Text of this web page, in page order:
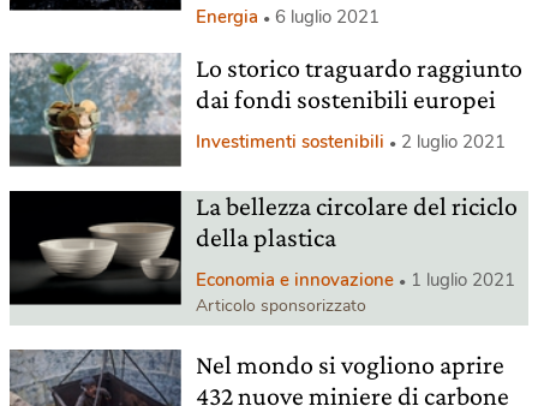
Energia 6 luglio 2021
Lo storico traguardo raggiunto
dai fondi sostenibili europei
Investimenti sostenibili 2 luglio 2021
La bellezza circolare del riciclo
della plastica
Economia e innovazione 1 luglio 2021
Articolo sponsorizzato
Nel mondo si vogliono aprire
432 nuove miniere di carbone